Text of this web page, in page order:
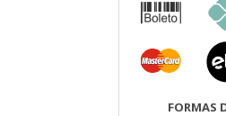
FORMAS